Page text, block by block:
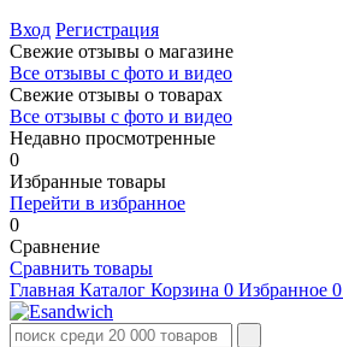
Вход Регистрация
Свежие отзывы о магазине
Все отзывы с фото и видео
Свежие отзывы о товарах
Все отзывы c фото и видео
Недавно просмотренные
0
Избранные товары
Перейти в избранное
0
Сравнение
Сравнить товары
Главная Каталог Корзина 0 Избранное 0